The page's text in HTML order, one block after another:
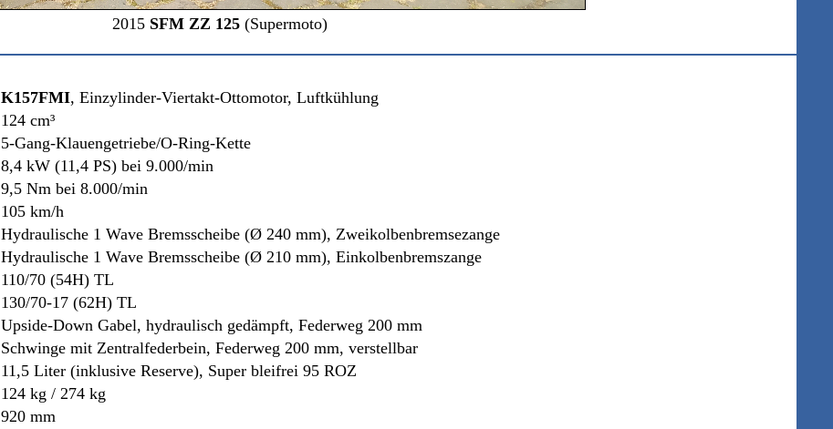
2015 SFM ZZ 125 (Supermoto)
K157FMI, Einzylinder-Viertakt-Ottomotor, Luftkühlung
124 cm³
5-Gang-Klauengetriebe/O-Ring-Kette
8,4 kW (11,4 PS) bei 9.000/min
9,5 Nm bei 8.000/min
105 km/h
Hydraulische 1 Wave Bremsscheibe (Ø 240 mm), Zweikolbenbremsezange
Hydraulische 1 Wave Bremsscheibe (Ø 210 mm), Einkolbenbremszange
110/70 (54H) TL
130/70-17 (62H) TL
Upside-Down Gabel, hydraulisch gedämpft, Federweg 200 mm
Schwinge mit Zentralfederbein, Federweg 200 mm, verstellbar
11,5 Liter (inklusive Reserve), Super bleifrei 95 ROZ
124 kg / 274 kg
920 mm